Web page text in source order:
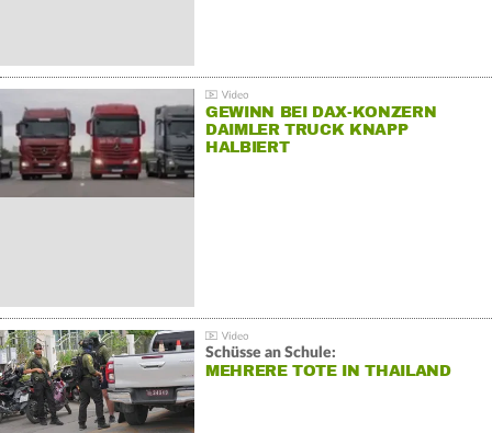
GEWINN BEI DAX-KONZERN
DAIMLER TRUCK KNAPP
HALBIERT
Schüsse an Schule:
MEHRERE TOTE IN THAILAND